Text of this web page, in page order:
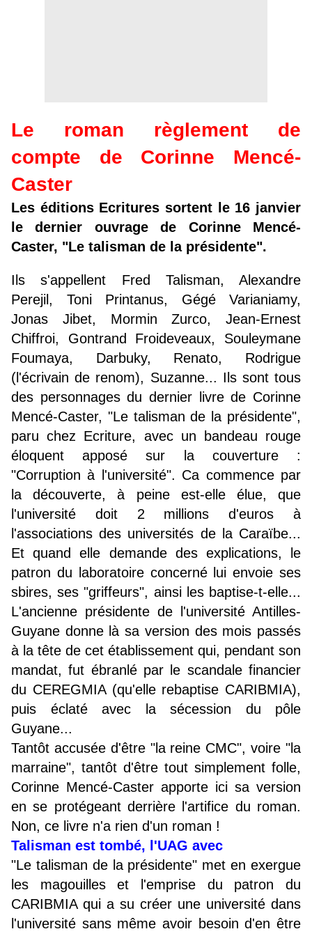
Le roman règlement de
compte de Corinne Mencé-
Caster
Les éditions Ecritures sortent le 16 janvier
le dernier ouvrage de Corinne Mencé-
Caster, "Le talisman de la présidente".
Ils s'appellent Fred Talisman, Alexandre
Perejil, Toni Printanus, Gégé Varianiamy,
Jonas Jibet, Mormin Zurco, Jean-Ernest
Chiffroi, Gontrand Froideveaux, Souleymane
Foumaya, Darbuky, Renato, Rodrigue
(l'écrivain de renom), Suzanne... Ils sont tous
des personnages du dernier livre de Corinne
Mencé-Caster, "Le talisman de la présidente",
paru chez Ecriture, avec un bandeau rouge
éloquent apposé sur la couverture :
"Corruption à l'université". Ca commence par
la découverte, à peine est-elle élue, que
l'université doit 2 millions d'euros à
l'associations des universités de la Caraïbe...
Et quand elle demande des explications, le
patron du laboratoire concerné lui envoie ses
sbires, ses "griffeurs", ainsi les baptise-t-elle...
L'ancienne présidente de l'université Antilles-
Guyane donne là sa version des mois passés
à la tête de cet établissement qui, pendant son
mandat, fut ébranlé par le scandale financier
du CEREGMIA (qu'elle rebaptise CARIBMIA),
puis éclaté avec la sécession du pôle
Guyane...
Tantôt accusée d'être "la reine CMC", voire "la
marraine", tantôt d'être tout simplement folle,
Corinne Mencé-Caster apporte ici sa version
en se protégeant derrière l'artifice du roman.
Non, ce livre n'a rien d'un roman !
Talisman est tombé, l'UAG avec
"Le talisman de la présidente" met en exergue
les magouilles et l'emprise du patron du
CARIBMIA qui a su créer une université dans
l'université sans même avoir besoin d'en être